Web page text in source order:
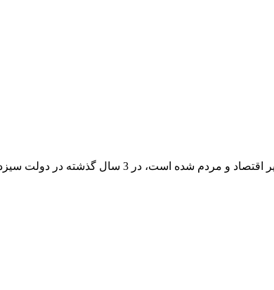
در شرایطی که در دولت چهاردهم بی‌سابقه‌ترین خاموشی‌های